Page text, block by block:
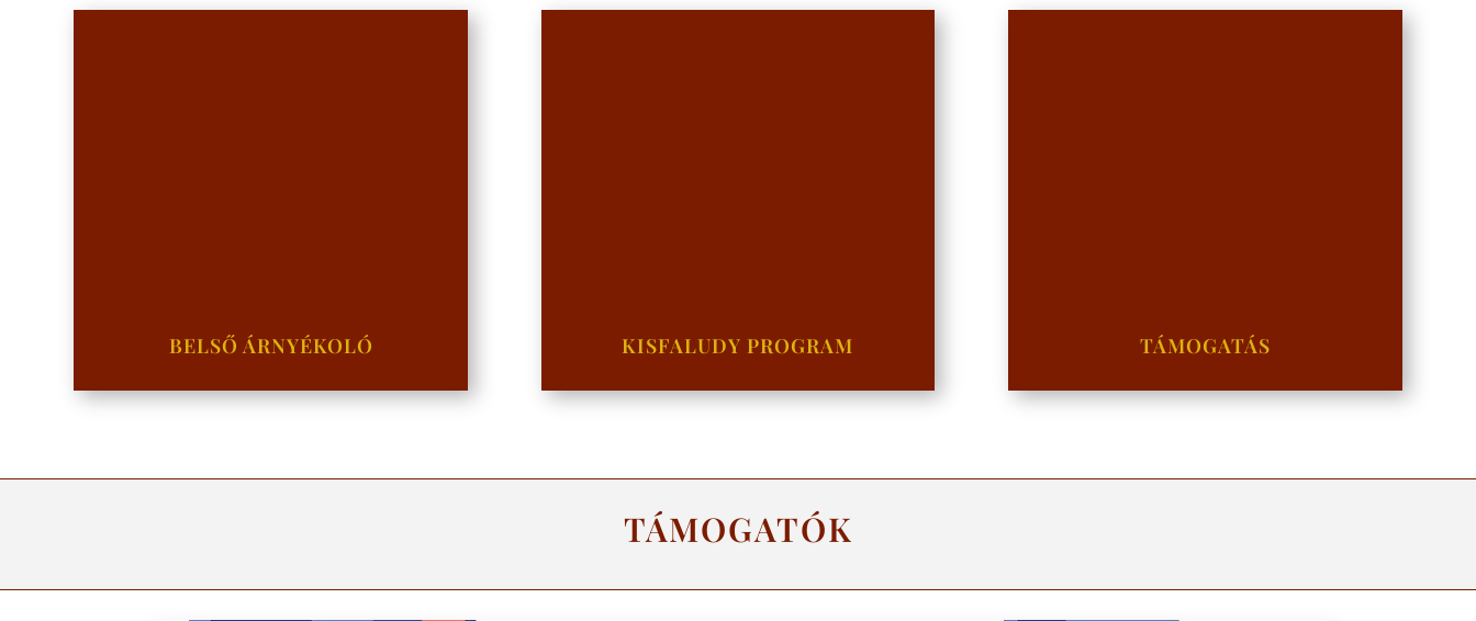
BELSŐ ÁRNYÉKOLÓ KISFALUDY PROGRAM TÁMOGATÁS
TÁMOGATÓK